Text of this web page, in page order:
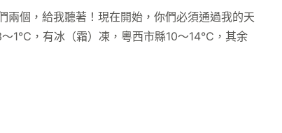
兩個，給我聽著！現在開始，你們必須通過我的天
1℃，有冰（霜）凍，粵西市縣10～14℃，其余